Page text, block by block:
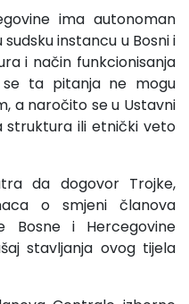
ima autonoman
instancu u Bosni i
i način funkcionisanja
ta pitanja ne mogu
a naročito se u Ustavni
struktura ili etnički veto
da dogovor Trojke,
o smjeni članova
Bosne i Hercegovine
stavljanja ovog tijela